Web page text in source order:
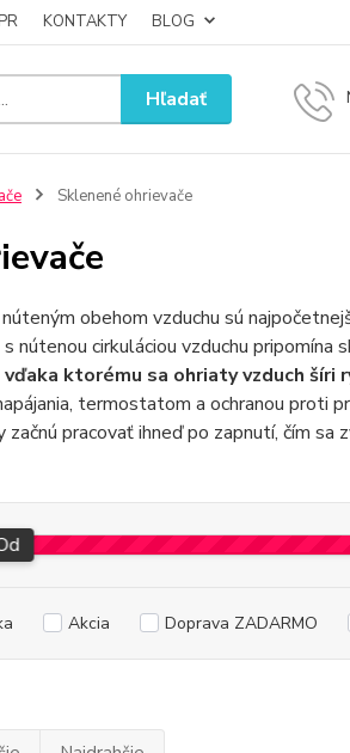
KONTAKTY BLOG
Hľadať
Sklenené ohrievače
obehom vzduchu sú
nútenou cirkuláciou vzduchu pripomína
ktorému sa ohriaty vzduch šíri
termostatom a ochranou proti
pracovať ihneď po zapnutí, čím
Akcia Doprava ZADARMO